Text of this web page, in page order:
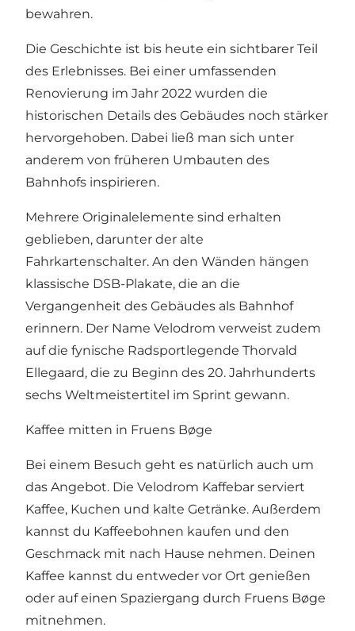
bewahren.
Die Geschichte ist bis heute ein sichtbarer Teil
des Erlebnisses. Bei einer umfassenden
Renovierung im Jahr 2022 wurden die
historischen Details des Gebäudes noch stärker
hervorgehoben. Dabei ließ man sich unter
anderem von früheren Umbauten des
Bahnhofs inspirieren.
Mehrere Originalelemente sind erhalten
geblieben, darunter der alte
Fahrkartenschalter. An den Wänden hängen
klassische DSB-Plakate, die an die
Vergangenheit des Gebäudes als Bahnhof
erinnern. Der Name Velodrom verweist zudem
auf die fynische Radsportlegende Thorvald
Ellegaard, die zu Beginn des 20. Jahrhunderts
sechs Weltmeistertitel im Sprint gewann.
Kaffee mitten in Fruens Bøge
Bei einem Besuch geht es natürlich auch um
das Angebot. Die Velodrom Kaffebar serviert
Kaffee, Kuchen und kalte Getränke. Außerdem
kannst du Kaffeebohnen kaufen und den
Geschmack mit nach Hause nehmen. Deinen
Kaffee kannst du entweder vor Ort genießen
oder auf einen Spaziergang durch Fruens Bøge
mitnehmen.